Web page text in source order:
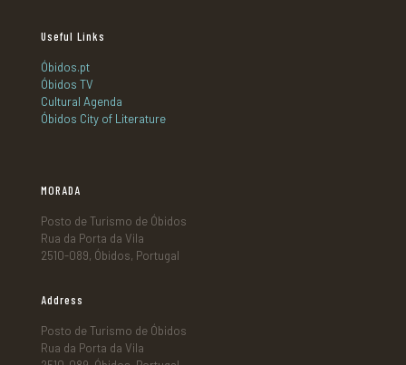
Useful Links
Óbidos.pt
Óbidos TV
Cultural Agenda
Óbidos City of Literature
MORADA
Posto de Turismo de Óbidos
Rua da Porta da Vila
2510-089, Óbidos, Portugal
Address
Posto de Turismo de Óbidos
Rua da Porta da Vila